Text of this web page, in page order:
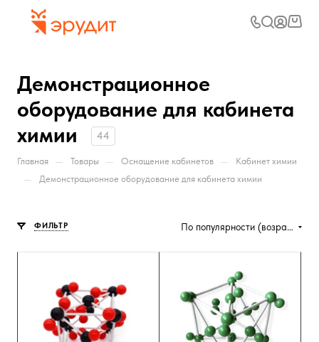
Демонстрационное
оборудование для кабинета
химии
44
Главная — Товары — Оснащение кабинетов — Кабинет химии
— Демонстрационное оборудование для кабинета химии
ФИЛЬТР По популярности (возрастание)